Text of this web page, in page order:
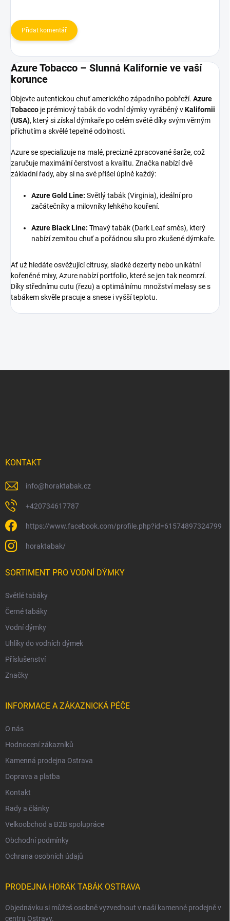
Přidat komentář
Azure Tobacco – Slunná Kalifornie ve vaší
korunce
Objevte autentickou chuť amerického západního pobřeží. Azure
Tobacco je prémiový tabák do vodní dýmky vyráběný vKalifornii
(USA), který si získal dýmkaře po celém světě díky svým věrným
příchutím a skvělé tepelné odolnosti.
Azure se specializuje na malé, precizně zpracované šarže, což
zaručuje maximální čerstvost a kvalitu. Značka nabízí dvě
základní řady, aby si na své přišel úplně každý:
Azure Gold Line: Světlý tabák (Virginia), ideální pro
začátečníky a milovníky lehkého kouření.
Azure Black Line: Tmavý tabák (Dark Leaf směs), který
nabízí zemitou chuť a pořádnou sílu pro zkušené dýmkaře.
Ať už hledáte osvěžující citrusy, sladké dezerty nebo unikátní
kořeněné mixy, Azure nabízí portfolio, které se jen tak neomrzí.
Díky střednímu cutu (řezu) a optimálnímu množství melasy se s
tabákem skvěle pracuje a snese i vyšší teplotu.
KONTAKT
info@horaktabak.cz
+420734617787
https://www.facebook.com/profile.php?id=61574897324799
horaktabak/
SORTIMENT PRO VODNÍ DÝMKY
Světlé tabáky
Černé tabáky
Vodní dýmky
Uhlíky do vodních dýmek
Příslušenství
Značky
INFORMACE A ZÁKAZNICKÁ PÉČE
O nás
Hodnocení zákazníků
Kamenná prodejna Ostrava
Doprava a platba
Kontakt
Rady a články
Velkoobchod a B2B spolupráce
Obchodní podmínky
Ochrana osobních údajů
PRODEJNA HORÁK TABÁK OSTRAVA
Objednávku si můžeš osobně vyzvednout v naší kamenné prodejně v
centru Ostravy.